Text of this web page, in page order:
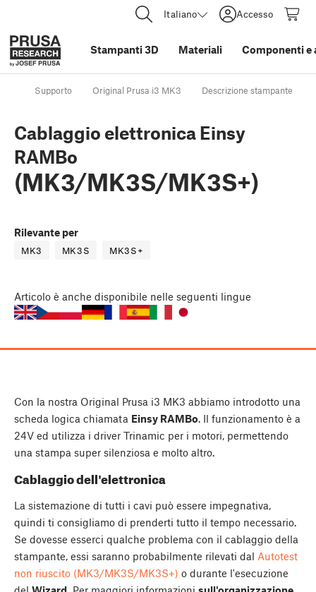
Italiano Accesso
Stampanti 3D Materiali Componenti e
Supporto Original Prusa i3 MK3 Descrizione stampante
Cablaggio elettronica Einsy
RAMBo
(MK3/MK3S/MK3S+)
Rilevante per
MK3 MK3S MK3S+
Articolo è anche disponibile nelle seguenti lingue
Con la nostra Original Prusa i3 MK3 abbiamo introdotto una
scheda logica chiamata Einsy RAMBo. Il funzionamento è a
24V ed utilizza i driver Trinamic per i motori, permettendo
una stampa super silenziosa e molto altro.
Cablaggio dell'elettronica
La sistemazione di tutti i cavi può essere impegnativa,
quindi ti consigliamo di prenderti tutto il tempo necessario.
Se dovesse esserci qualche problema con il cablaggio della
stampante, essi saranno probabilmente rilevati dal Autotest
non riuscito (MK3/MK3S/MK3S+) o durante l'esecuzione